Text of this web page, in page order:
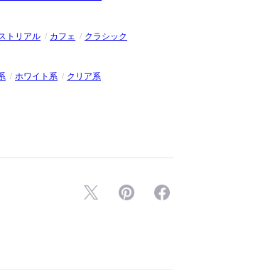
トリアル カフェ クラシック
ホワイト系 クリア系